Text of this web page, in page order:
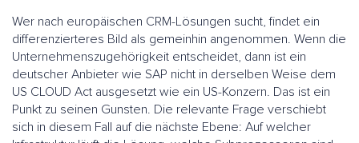
Wer nach europäischen CRM-Lösungen sucht, findet ein
differenzierteres Bild als gemeinhin angenommen. Wenn die
Unternehmenszugehörigkeit entscheidet, dann ist ein
deutscher Anbieter wie SAP nicht in derselben Weise dem
US CLOUD Act ausgesetzt wie ein US-Konzern. Das ist ein
Punkt zu seinen Gunsten. Die relevante Frage verschiebt
sich in diesem Fall auf die nächste Ebene: Auf welcher